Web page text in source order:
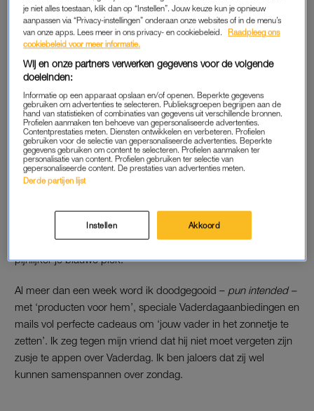
zijn versleten lievelingspaar konden vervangen. Dat is niet
meer gelukt.
Ook de laatste Vaderdag voor zijn sterven kreeg hij een
tegoedbon van ons. Een versierde koffiebeker om later in te
wisselen voor koffie en vlaai. Het bekertje staat nog steeds op
– inmiddels – het bureau van mijn moeder.
PRIKKELBAAR
Anders dan bij bijvoorbeeld zijn verjaar- of sterfdag schreeuwt
komt. Elke poster, reclamespot of persmail is een steek, een
por, een lichte duw. Hoe vaker je geprikt wordt, hoe
prikkelbaarder je wordt. Hoe vaker je gepord wordt, hoe
pijnlijker je blauwe plek.
Al meer dan een week word ik doodgegooid – pun intended –
met ‘producten voor hem’, speciale Vaderdagaanbiedingen en
mails vol perfecte cadeaus om ‘jouw vader in het zonnetje te
zetten’. Ik zeg tegen mijn vriend dat hij niet moet vergeten zijn
zusje te appen over Vaderdag. Ik ben jaloers dat zij wel
kunnen samenspannen over zondag.
je niet alles toestaan, klik dan op “Instellen”. Jouw keuze kun je opnieuw
aanpassen via “Privacy-instellingen” onderaan onze websites of in de menu’s
van onze apps. Lees meer in ons privacy- en cookiebeleid.
Raadpleeg ons
cookiebeleid voor meer informatie.
Wij en onze partners verwerken gegevens voor de volgende
doeleinden:
Informatie op een apparaat opslaan en/of openen. Beperkte gegevens
gebruiken om advertenties te selecteren. Publieksgroepen begrijpen aan de
hand van statistieken of combinaties van gegevens uit verschillende bronnen.
Profielen aanmaken ten behoeve van gepersonaliseerde advertenties.
Contentprestaties meten. Diensten ontwikkelen en verbeteren. Profielen
gebruiken voor de selectie van gepersonaliseerde advertenties. Beperkte
gegevens gebruiken om content te selecteren. Profielen aanmaken ter
personalisatie van content. Profielen gebruiken ter selectie van
gepersonaliseerde content. De prestaties van advertenties meten.
Derde partijen lijst
Instellen Akkoord